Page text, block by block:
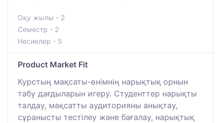
Оқу жылы - 2
Семестр - 2
Несиелер - 5
Product Market Fit
Курстың мақсаты-өнімнің нарықтық орнын
табу дағдыларын игеру. Студенттер нарықты
талдау, мақсатты аудиторияны анықтау,
сұранысты тестілеу және бағалау, нарықтық